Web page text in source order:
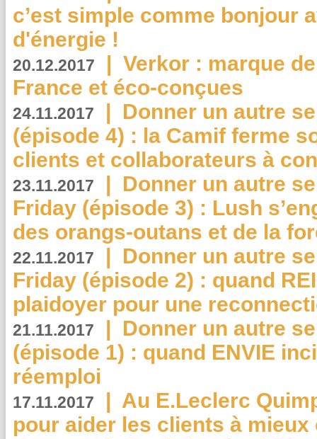
c’est simple comme bonjour
d'énergie !
20.12.2017 | Verkor : marque
France et éco-conçues
24.11.2017 | Donner un autre
(épisode 4) : la Camif ferme
clients et collaborateurs à
23.11.2017 | Donner un autre
Friday (épisode 3) : Lush
des orangs-outans et de la
22.11.2017 | Donner un autre
Friday (épisode 2) : quand
plaidoyer pour une
21.11.2017 | Donner un autre
(épisode 1) : quand ENVIE
réemploi
17.11.2017 | Au E.Leclerc
pour aider les clients à